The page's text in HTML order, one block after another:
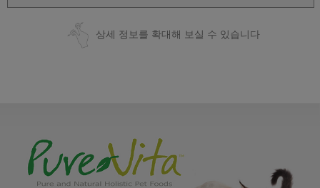
상세 정보를 확대해 보실 수 있습니다